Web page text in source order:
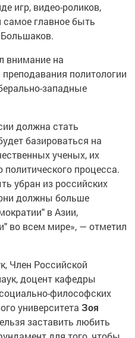
игр, видео-роликов,
главное быть
внимание на
политологии
западные
должна стать
базироваться на
ученых, их
политического процесса.
убран из российских
должны больше
в Азии,
во всем мире», — отметил
Член Российской
доцент кафедры
философских
университета Зоя
заставить любить